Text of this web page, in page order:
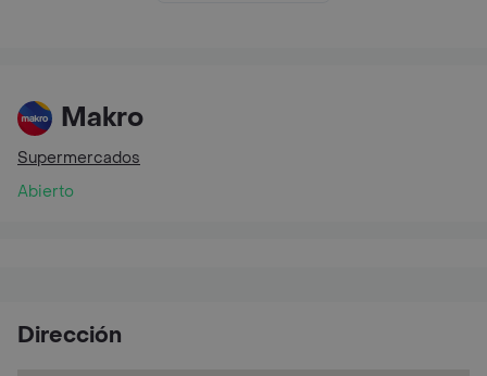
Makro
Supermercados
Abierto
Dirección